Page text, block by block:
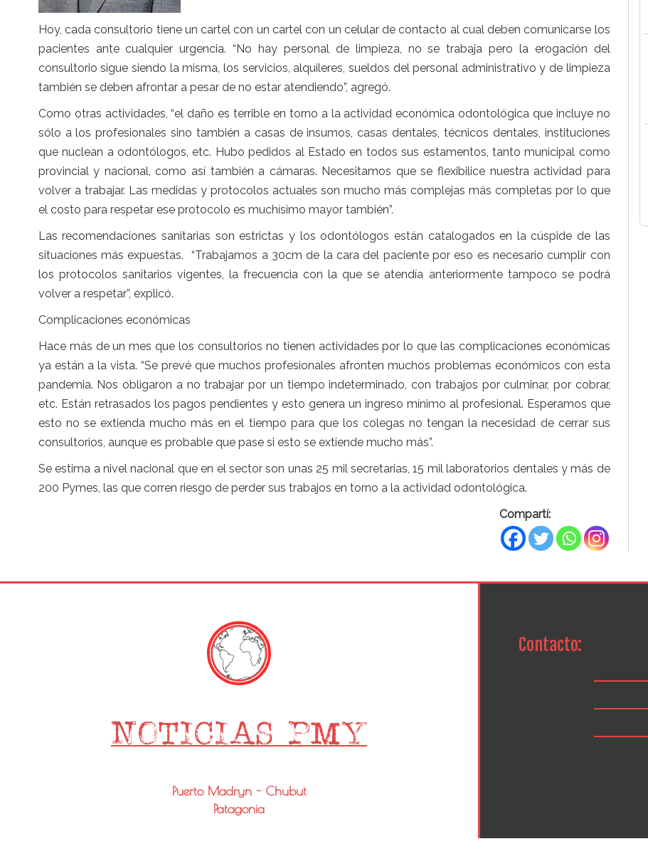
Hoy, cada consultorio tiene un cartel con un cartel con un celular de contacto al cual deben comunicarse los
pacientes ante cualquier urgencia. “No hay personal de limpieza, no se trabaja pero la erogación del
consultorio sigue siendo la misma, los servicios, alquileres, sueldos del personal administrativo y de limpieza
también se deben afrontar a pesar de no estar atendiendo”, agregó.
Como otras actividades, “el daño es terrible en torno a la actividad económica odontológica que incluye no
sólo a los profesionales sino también a casas de insumos, casas dentales, técnicos dentales, instituciones
que nuclean a odontólogos, etc. Hubo pedidos al Estado en todos sus estamentos, tanto municipal como
provincial y nacional, como así también a cámaras. Necesitamos que se flexibilice nuestra actividad para
volver a trabajar. Las medidas y protocolos actuales son mucho más complejas más completas por lo que
el costo para respetar ese protocolo es muchísimo mayor también”.
Las recomendaciones sanitarias son estrictas y los odontólogos están catalogados en la cúspide de las
situaciones más expuestas. “Trabajamos a 30cm de la cara del paciente por eso es necesario cumplir con
los protocolos sanitarios vigentes, la frecuencia con la que se atendía anteriormente tampoco se podrá
volver a respetar”, explicó.
Complicaciones económicas
Hace más de un mes que los consultorios no tienen actividades por lo que las complicaciones económicas
ya están a la vista. “Se prevé que muchos profesionales afronten muchos problemas económicos con esta
pandemia. Nos obligaron a no trabajar por un tiempo indeterminado, con trabajos por culminar, por cobrar,
etc. Están retrasados los pagos pendientes y esto genera un ingreso mínimo al profesional. Esperamos que
esto no se extienda mucho más en el tiempo para que los colegas no tengan la necesidad de cerrar sus
consultorios, aunque es probable que pase si esto se extiende mucho más”.
Se estima a nivel nacional que en el sector son unas 25 mil secretarias, 15 mil laboratorios dentales y más de
200 Pymes, las que corren riesgo de perder sus trabajos en torno a la actividad odontológica.
Compartí:
Puerto Madryn - Chubut
Patagonia
Contacto: